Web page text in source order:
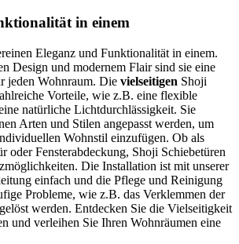
in einem
Eleganz und Funktionalität in einem.
Design und modernem Flair sind sie eine
jeden Wohnraum. Die vielseitigen Shoji
Vorteile, wie z.B. eine flexible
natürliche Lichtdurchlässigkeit. Sie
Arten und Stilen angepasst werden, um
Wohnstil einzufügen. Ob als
oder Fensterabdeckung, Shoji Schiebetüren
Die Installation ist mit unserer
einfach und die Pflege und Reinigung
Probleme, wie z.B. das Verklemmen der
werden. Entdecken Sie die Vielseitigkeit
und verleihen Sie Ihren Wohnräumen eine